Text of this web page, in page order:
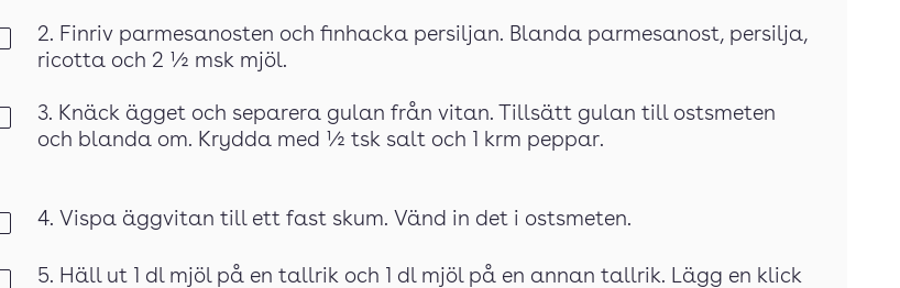
2. Finriv parmesanosten och finhacka persiljan. Blanda parmesanost, persilja,
ricotta och 2 ½ msk mjöl.
3. Knäck ägget och separera gulan från vitan. Tillsätt gulan till ostsmeten
och blanda om. Krydda med ½ tsk salt och 1 krm peppar.
4. Vispa äggvitan till ett fast skum. Vänd in det i ostsmeten.
5. Häll ut 1 dl mjöl på en tallrik och 1 dl mjöl på en annan tallrik. Lägg en klick